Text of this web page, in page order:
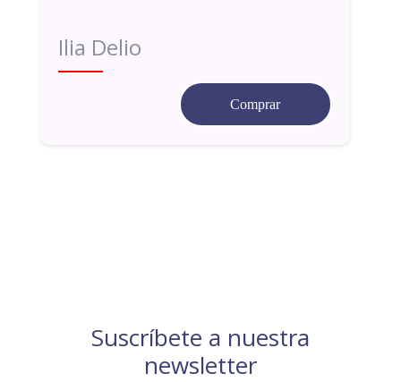
Ilia Delio
Comprar
Suscríbete a nuestra
newsletter